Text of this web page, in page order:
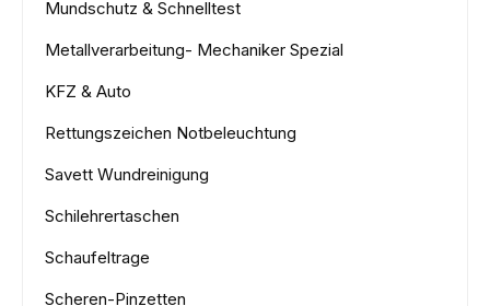
Mundschutz & Schnelltest
Metallverarbeitung- Mechaniker Spezial
KFZ & Auto
Rettungszeichen Notbeleuchtung
Savett Wundreinigung
Schilehrertaschen
Schaufeltrage
Scheren-Pinzetten